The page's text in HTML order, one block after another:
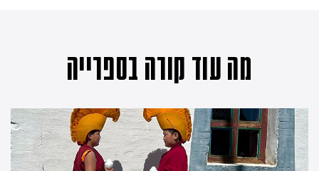
מה עוד קורה בספרייה